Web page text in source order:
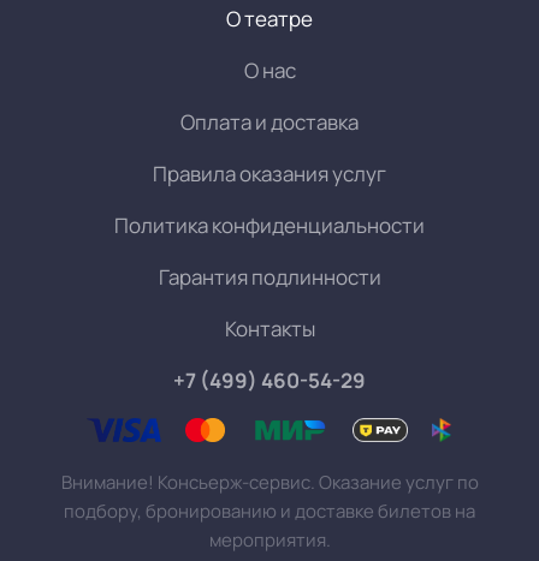
О театре
О нас
Оплата и доставка
Правила оказания услуг
Политика конфиденциальности
Гарантия подлинности
Контакты
+7 (499) 460-54-29
Внимание! Консьерж-сервис. Оказание услуг по
подбору, бронированию и доставке билетов на
мероприятия.